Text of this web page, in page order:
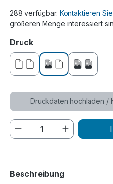
288 verfügbar. Kontaktieren
größeren Menge interessiert
Druckauswählen
ohne Druckeinseitig bedruckt
Druckdaten hochladen /
Produkt Anzahl:
Beschreibung